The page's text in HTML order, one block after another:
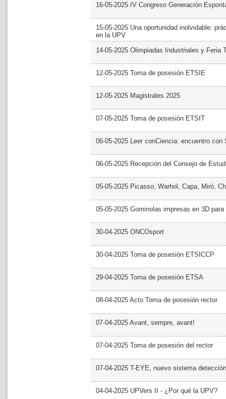
16-05-2025 IV Congreso Generación
15-05-2025 Una oportunidad inolvidable:
en la UPV
14-05-2025 Olimpiadas Industriales y Feria
12-05-2025 Toma de posesión ETSIE
12-05-2025 Magistrales 2025
07-05-2025 Toma de posesión ETSIT
06-05-2025 Leer conCiencia: encuentro con
06-05-2025 Recepción del Consejo de
05-05-2025 Picasso, Warhol, Capa, Miró,
05-05-2025 Gominolas impresas en 3D
30-04-2025 ONCOsport
30-04-2025 Toma de posesión ETSICCP
29-04-2025 Toma de posesión ETSA
08-04-2025 Acto Toma de posesión rector
07-04-2025 Avant, sempre, avant!
07-04-2025 Toma de posesión del rector
07-04-2025 T-EYE, nuevo sistema
04-04-2025 UPVers II - ¿Por qué la UPV?